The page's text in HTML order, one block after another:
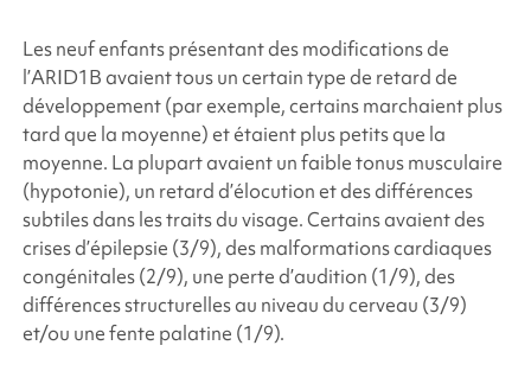
Les neuf enfants présentant des modifications de
l’ARID1B avaient tous un certain type de retard de
développement (par exemple, certains marchaient plus
tard que la moyenne) et étaient plus petits que la
moyenne. La plupart avaient un faible tonus musculaire
(hypotonie), un retard d’élocution et des différences
subtiles dans les traits du visage. Certains avaient des
crises d’épilepsie (3/9), des malformations cardiaques
congénitales (2/9), une perte d’audition (1/9), des
différences structurelles au niveau du cerveau (3/9)
et/ou une fente palatine (1/9).